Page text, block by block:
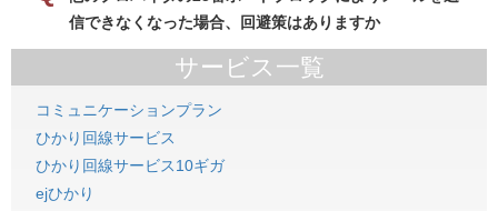
信できなくなった場合、回避策はありますか
サービス一覧
コミュニケーションプラン
ひかり回線サービス
ひかり回線サービス10ギガ
ejひかり